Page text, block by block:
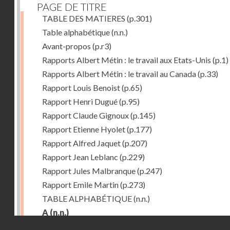
PAGE DE TITRE
TABLE DES MATIERES (p.301)
Table alphabétique(n.n.)
Avant-propos (p.r3)
Rapports Albert Métin : le travail aux Etats-Unis (p.1)
Rapports Albert Métin : le travail au Canada(p.33)
Rapport Louis Benoist(p.65)
Rapport Henri Dugué(p.95)
Rapport Claude Gignoux(p.145)
Rapport Etienne Hyolet(p.177)
Rapport Alfred Jaquet(p.207)
Rapport Jean Leblanc (p.229)
Rapport Jules Malbranque(p.247)
Rapport Emile Martin(p.273)
TABLE ALPHABÉTIQUE(n.n.)
A (n.n.)